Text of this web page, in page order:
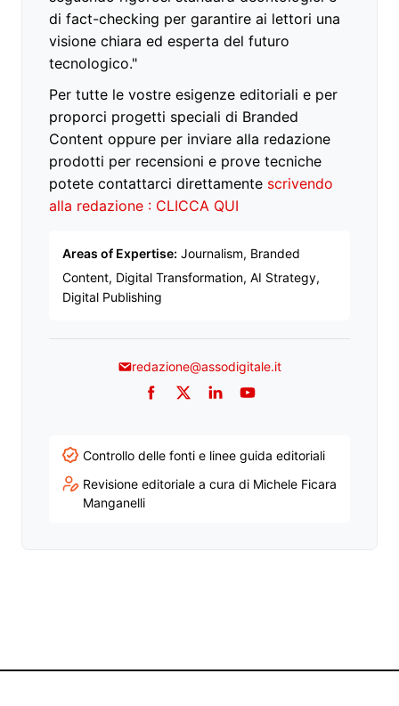
di fact-checking per garantire ai lettori una
visione chiara ed esperta del futuro
tecnologico."
Per tutte le vostre esigenze editoriali e per
proporci progetti speciali di Branded
Content oppure per inviare alla redazione
prodotti per recensioni e prove tecniche
potete contattarci direttamente scrivendo
alla redazione : CLICCA QUI
Areas of Expertise: Journalism, Branded
Content, Digital Transformation, AI Strategy,
Digital Publishing
redazione@assodigitale.it
Facebook
TwitterLinkedInYouTube
Controllo delle fonti e linee guida editoriali
Revisione editoriale a cura di Michele Ficara
Manganelli